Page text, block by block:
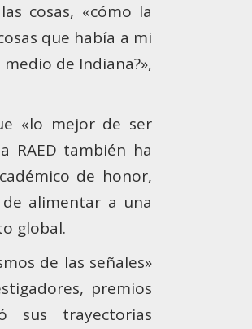
cosas, «cómo la
que había a mi
de Indiana?»,
«lo mejor de ser
RAED también ha
de honor,
alimentar a una
global.
de las señales»
premios
sus trayectorias